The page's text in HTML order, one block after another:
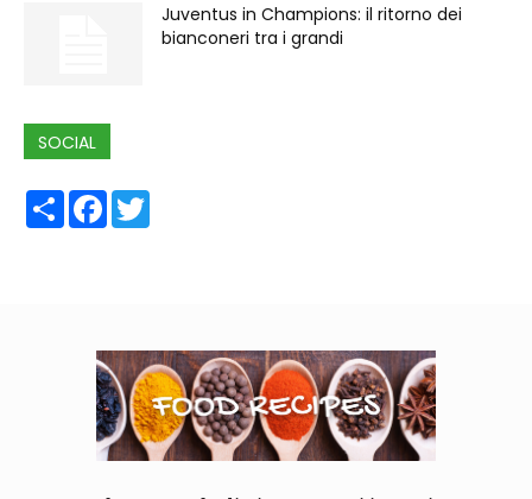
Juventus in Champions: il ritorno dei
bianconeri tra i grandi
SOCIAL
ShareFacebook